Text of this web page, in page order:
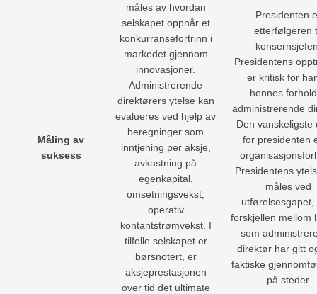
Måling av
suksess
måles av hvordan
selskapet oppnår et
konkurransefortrinn i
markedet gjennom
innovasjoner.
Administrerende
direktørers ytelse kan
evalueres ved hjelp av
beregninger som
inntjening per aksje,
avkastning på
egenkapital,
omsetningsvekst,
operativ
kontantstrømvekst. I
tilfelle selskapet er
børsnotert, er
aksjeprestasjonen
over tid det ultimate
Presidenten
etterfølgeren
Presidentens
er kritisk for
hennes
administrerende
Den vanskeligste
for presidenten
Presidentens
måles ved
utførelsesgapet,
forskjellen mellom
som
direktør har gitt
faktiske
på steder